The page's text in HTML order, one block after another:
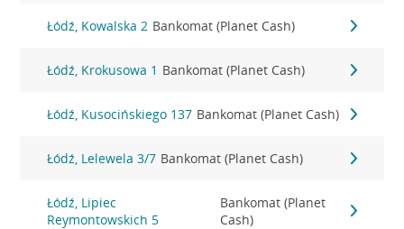
Łódź, Kowalska 2 Bankomat (Planet Cash)
Łódź, Krokusowa 1 Bankomat (Planet Cash)
Łódź, Kusocińskiego 137 Bankomat (Planet Cash)
Łódź, Lelewela 3/7 Bankomat (Planet Cash)
Łódź, Lipiec
Reymontowskich 5
Bankomat (Planet
Cash)